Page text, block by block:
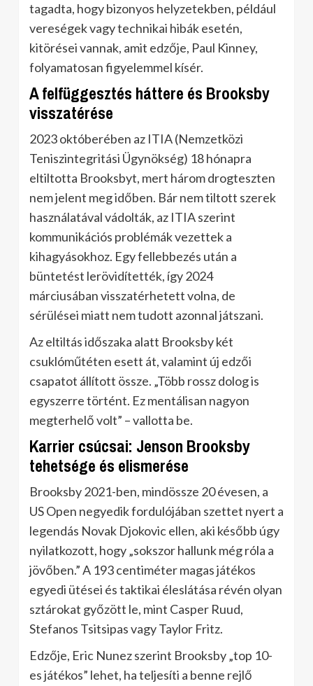
tagadta, hogy bizonyos helyzetekben, például
vereségek vagy technikai hibák esetén,
kitörései vannak, amit edzője, Paul Kinney,
folyamatosan figyelemmel kísér.
A felfüggesztés háttere és Brooksby
visszatérése
2023 októberében az ITIA (Nemzetközi
Teniszintegritási Ügynökség) 18 hónapra
eltiltotta Brooksbyt, mert három drogteszten
nem jelent meg időben. Bár nem tiltott szerek
használatával vádolták, az ITIA szerint
kommunikációs problémák vezettek a
kihagyásokhoz. Egy fellebbezés után a
büntetést lerövidítették, így 2024
márciusában visszatérhetett volna, de
sérülései miatt nem tudott azonnal játszani.
Az eltiltás időszaka alatt Brooksby két
csuklóműtéten esett át, valamint új edzői
csapatot állított össze. „Több rossz dolog is
egyszerre történt. Ez mentálisan nagyon
megterhelő volt” – vallotta be.
Karrier csúcsai: Jenson Brooksby
tehetsége és elismerése
Brooksby 2021-ben, mindössze 20 évesen, a
US Open negyedik fordulójában szettet nyert a
legendás Novak Djokovic ellen, aki később úgy
nyilatkozott, hogy „sokszor hallunk még róla a
jövőben.” A 193 centiméter magas játékos
egyedi ütései és taktikai éleslátása révén olyan
sztárokat győzött le, mint Casper Ruud,
Stefanos Tsitsipas vagy Taylor Fritz.
Edzője, Eric Nunez szerint Brooksby „top 10-
es játékos” lehet, ha teljesíti a benne rejlő